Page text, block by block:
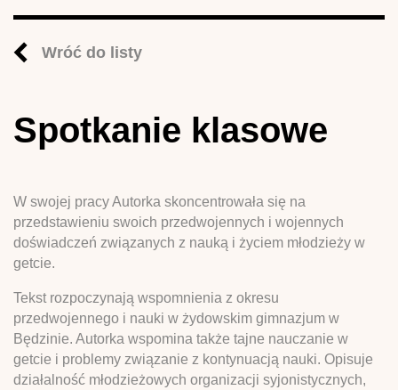
Wróć do listy
Spotkanie klasowe
W swojej pracy Autorka skoncentrowała się na
przedstawieniu swoich przedwojennych i wojennych
doświadczeń związanych z nauką i życiem młodzieży w
getcie.
Tekst rozpoczynają wspomnienia z okresu
przedwojennego i nauki w żydowskim gimnazjum w
Będzinie. Autorka wspomina także tajne nauczanie w
getcie i problemy związanie z kontynuacją nauki. Opisuje
działalność młodzieżowych organizacji syjonistycznych,